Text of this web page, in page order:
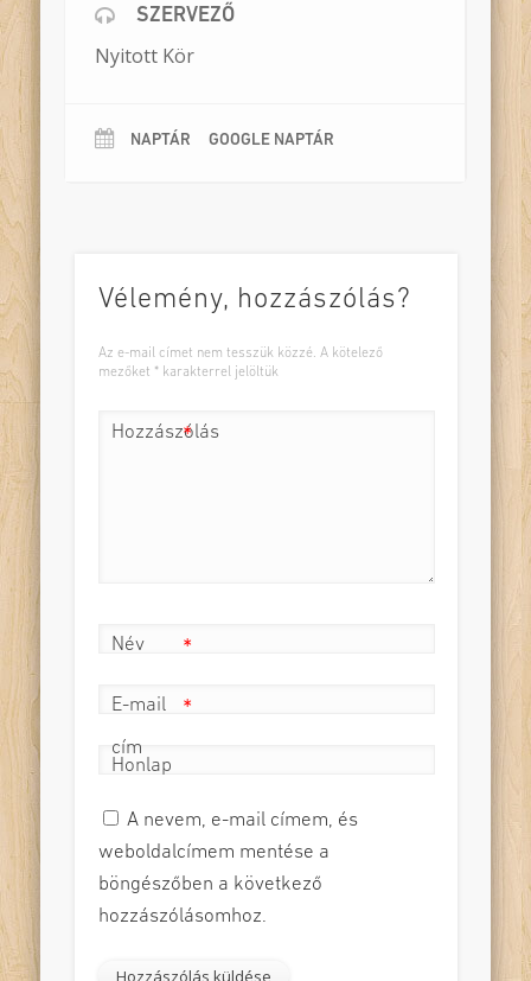
Résztvevők: egy osztály
Bemutató:
SZERVEZŐ
Nyitott Kör
NAPTÁR GOOGLE NAPTÁR
Vélemény, hozzászólás?
Az e-mail címet nem tesszük közzé. A kötelező
mezőket * karakterrel jelöltük
Hozzászólás
*
Név *
E-mail
cím
*
Honlap
A nevem, e-mail címem, és
weboldalcímem mentése a
böngészőben a következő
hozzászólásomhoz.